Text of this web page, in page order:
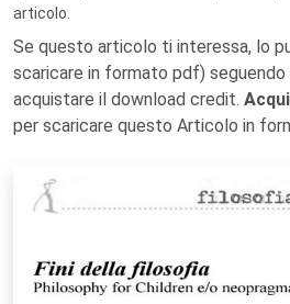
articolo.
Se questo articolo ti interessa, lo
scaricare in formato pdf)
acquistare il download credit.
per scaricare questo Articolo in